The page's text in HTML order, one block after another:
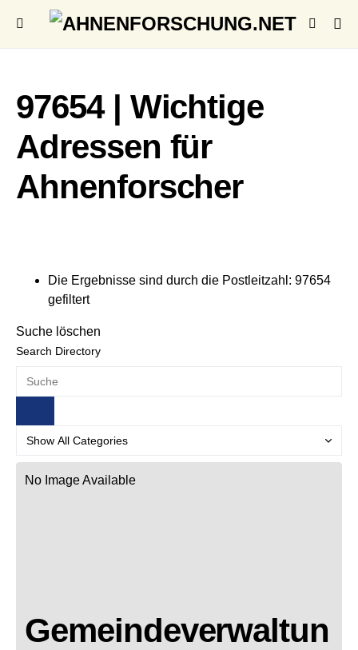
97654 | Wichtige
Adressen für
Ahnenforscher
Die Ergebnisse sind durch die Postleitzahl: 97654
gefiltert
Suche löschen
Search Directory
No Image Available
Gemeindeverwaltun